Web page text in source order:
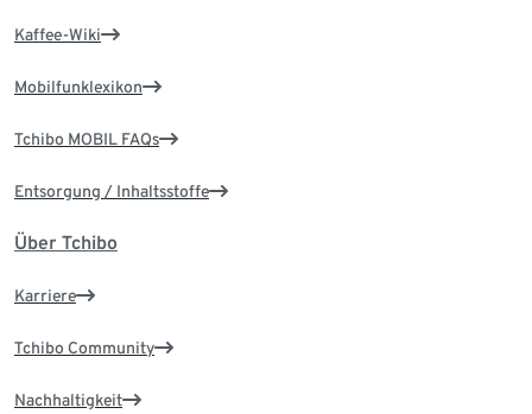
Kaffee-Wiki
Mobilfunklexikon
Tchibo MOBIL FAQs
Entsorgung / Inhaltsstoffe
Über Tchibo
Karriere
Tchibo Community
Nachhaltigkeit